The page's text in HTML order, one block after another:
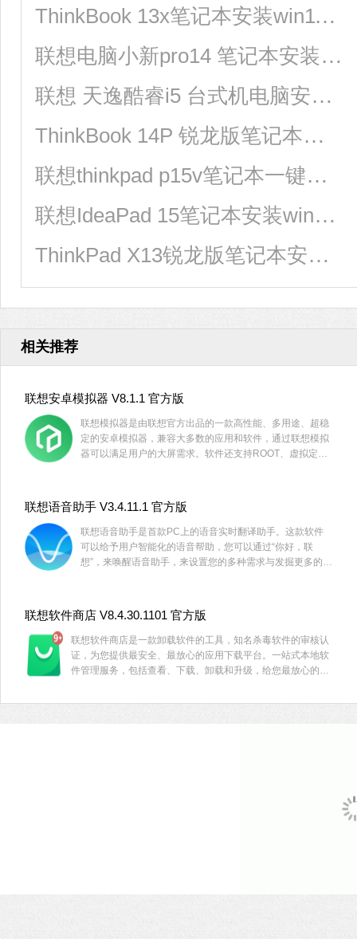
ThinkBook 13x笔记本安装win11系统教程
联想电脑小新pro14 笔记本安装Win11系统教程
联想 天逸酷睿i5 台式机电脑安装Win10系统教程
ThinkBook 14P 锐龙版笔记本重装win10系统教程
联想thinkpad p15v笔记本一键安装win7系统教程
联想IdeaPad 15笔记本安装win10系统教程
ThinkPad X13锐龙版笔记本安装win10系统教程
相关推荐
联想安卓模拟器 V8.1.1 官方版
联想模拟器是由联想官方出品的一款高性能、多用途、超稳
定的安卓模拟器，兼容大多数的应用和软件，通过联想模拟
器可以满足用户的大屏需求。软件还支持ROOT、虚拟定
联想语音助手 V3.4.11.1 官方版
联想语音助手是首款PC上的语音实时翻译助手。这款软件
可以给予用户智能化的语音帮助，您可以通过“你好，联
想”，来唤醒语音助手，来设置您的多种需求与发掘更多的语
联想软件商店 V8.4.30.1101 官方版
联想软件商店是一款卸载软件的工具，知名杀毒软件的审核认
证，为您提供最安全、最放心的应用下载平台。一站式本地软
件管理服务，包括查看、下载、卸载和升级，给您最放心的体